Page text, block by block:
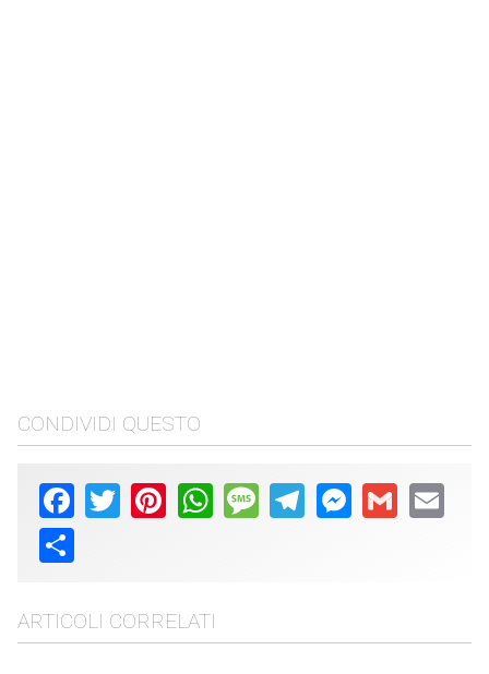
CONDIVIDI QUESTO
Facebook
Twitter PinterestWhatsAppMessageTelegramMessenger
Gmail Email
Share
ARTICOLI CORRELATI